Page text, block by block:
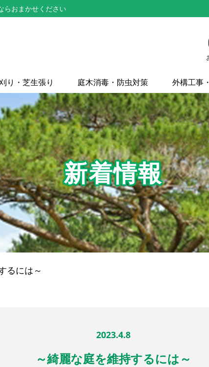
らおまかせください
り・芝生張り 庭木消毒・防虫対策 外構工事
新着情報
るには～
2023.4.8
～綺麗な庭を維持するには～